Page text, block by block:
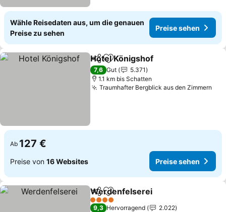
Wähle Reisedaten aus, um die genauen
Preise zu sehen
Preise sehen
TeilenZu Favoriten hinzufügen
Hotel Königshof
7,6 Gut
5.371
1.1 km bis Schatten
Traumhafter Bergblick aus den Zimmern
Ab 127 €
Preise von 16 Websites Preise sehen
TeilenZu Favoriten hinzufügen
Werdenfelserei
4 Sterne
9,3 Hervorragend
2.022